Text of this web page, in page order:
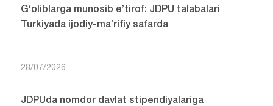
G‘oliblarga munosib e’tirof: JDPU talabalari
Turkiyada ijodiy-ma’rifiy safarda
28/07/2026
JDPUda nomdor davlat stipendiyalariga